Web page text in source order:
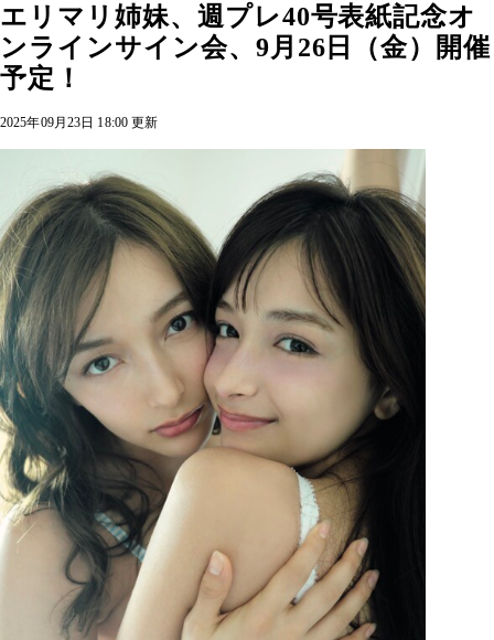
エリマリ姉妹、週プレ40号表紙記念オ
ンラインサイン会、9月26日（金）開催
予定！
2025年09月23日 18:00 更新